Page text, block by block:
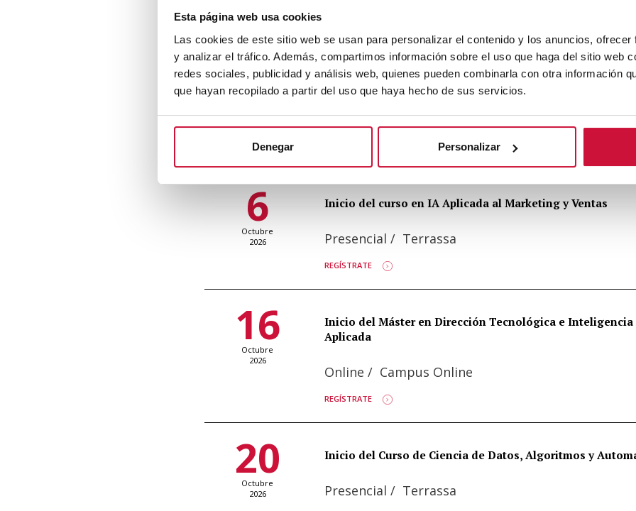
Esta página web usa cookies
Las cookies de este sitio web se usan para personalizar el contenido y los anuncios,
y analizar el tráfico. Además, compartimos información sobre el uso que haga del sitio web
redes sociales, publicidad y análisis web, quienes pueden combinarla con otra información
que hayan recopilado a partir del uso que haya hecho de sus servicios.
Denegar Personalizar
29
Septiembre
Inicio del curso de IA para Finanzas
Presencial/Terrassa
6
Octubre
2026
Inicio del curso en IA Aplicada al Marketing y Ventas
Presencial / Terrassa
REGÍSTRATE
16
Octubre
2026
Inicio del Máster en Dirección Tecnológica e
Aplicada
Online / Campus Online
REGÍSTRATE
20
Octubre
2026
Inicio del Curso de Ciencia de Datos, Algoritmos y
Presencial / Terrassa